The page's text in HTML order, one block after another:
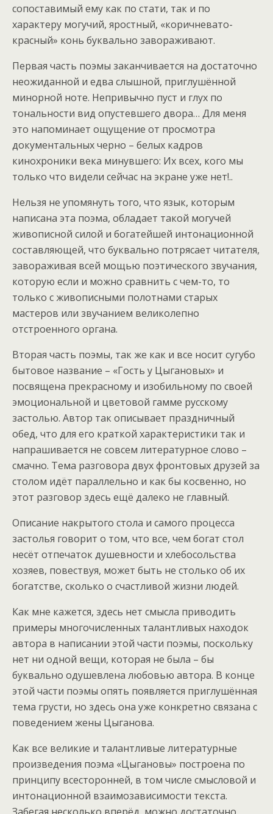
сопоставимый ему как по стати, так и по
характеру могучий, яростный, «коричневато-
красный» конь буквально завораживают.
Первая часть поэмы заканчивается на достаточно
неожиданной и едва слышной, приглушённой
минорной ноте. Непривычно пуст и глух по
тональности вид опустевшего двора… Для меня
это напоминает ощущение от просмотра
документальных черно – белых кадров
кинохроники века минувшего: Их всех, кого мы
только что видели сейчас на экране уже нет!..
Нельзя не упомянуть того, что язык, которым
написана эта поэма, обладает такой могучей
живописной силой и богатейшей интонационной
составляющей, что буквально потрясает читателя,
завораживая всей мощью поэтического звучания,
которую если и можно сравнить с чем-то, то
только с живописными полотнами старых
мастеров или звучанием великолепно
отстроенного органа.
Вторая часть поэмы, так же как и все носит сугубо
бытовое название – «Гость у Цыгановых» и
посвящена прекрасному и изобильному по своей
эмоциональной и цветовой гамме русскому
застолью. Автор так описывает праздничный
обед, что для его краткой характеристики так и
напрашивается не совсем литературное слово –
смачно. Тема разговора двух фронтовых друзей за
столом идёт параллельно и как бы косвенно, но
этот разговор здесь ещё далеко не главный.
Описание накрытого стола и самого процесса
застолья говорит о том, что все, чем богат стол
несёт отпечаток душевности и хлебосольства
хозяев, повествуя, может быть не столько об их
богатстве, сколько о счастливой жизни людей.
Как мне кажется, здесь нет смысла приводить
примеры многочисленных талантливых находок
автора в написании этой части поэмы, поскольку
нет ни одной вещи, которая не была – бы
буквально одушевлена любовью автора. В конце
этой части поэмы опять появляется приглушённая
тема грусти, но здесь она уже конкретно связана с
поведением жены Цыганова.
Как все великие и талантливые литературные
произведения поэма «Цыгановы» построена по
принципу всесторонней, в том числе смысловой и
интонационной взаимозависимости текста.